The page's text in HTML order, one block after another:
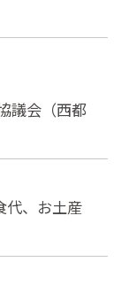
議会（西都
代、お土産